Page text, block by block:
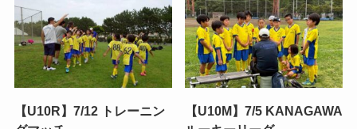
【U10R】7/12 トレーニン
【U10M】7/5 KANAGAWA